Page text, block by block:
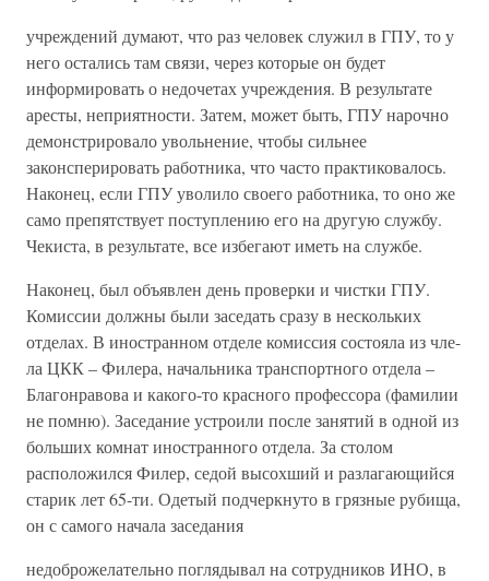
учреждений думают, что раз человек служил в ГПУ, то у
него остались там связи, через которые он будет
информировать о недочетах учреждения. В результате
аресты, неприятности. Затем, может быть, ГПУ нарочно
демонстрировало увольнение, чтобы сильнее
законсперировать работника, что часто практиковалось.
Наконец, если ГПУ уволило своего работника, то оно же
само препятствует поступлению его на другую службу.
Чекиста, в результате, все избегают иметь на службе.
Наконец, был объявлен день проверки и чистки ГПУ.
Комиссии должны были заседать сразу в нескольких
отделах. В иностранном отделе комиссия состояла из чле-
ла ЦКК – Филера, начальника транспортного отдела –
Благонравова и какого-то красного профессора (фамилии
не помню). Заседание устроили после занятий в одной из
больших комнат иностранного отдела. За столом
расположился Филер, седой высохший и разлагающийся
старик лет 65-ти. Одетый подчеркнуто в грязные рубища,
он с самого начала заседания
недоброжелательно поглядывал на сотрудников ИНО, в